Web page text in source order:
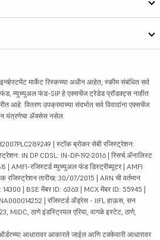
मार्केट रिस्कच्या अधीन आहेत, स्कीम संबंधित सर्व
फंड, म्युच्युअल फंड-SIP हे एक्सचेंज ट्रेडेड प्रॉडक्ट्स नाहीत
वितरण उपक्रमाच्या संदर्भात सर्व विवादांना एक्सचेंज
यंत्रणेचा ॲक्सेस नसेल.
| स्टॉक ब्रोकर सेबी रजिस्ट्रेशन:
IN DP CDSL: IN-DP-192-2016 | रिसर्च ॲनालिस्ट
| AMFI-रजिस्टर्ड म्युच्युअल फंड डिस्ट्रीब्यूटर | AMFI
रजिस्ट्रेशन तारीख: 30/07/2015 | ARN ची वर्तमान
| BSE मेंबर ID: 6363 | MCX मेंबर ID: 55945 |
| रजिस्टर्ड ॲड्रेस - IIFL हाऊस, सन
MIDC, ठाणे इंडस्ट्रियल एरिया, वागळे इस्टेट, ठाणे,
आधारावर आकारले जाईल आणि टक्केवारी आधारावर